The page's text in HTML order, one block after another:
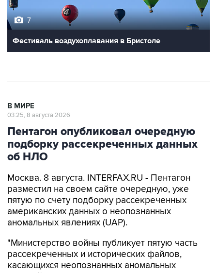
7
Фестиваль воздухоплавания в Бристоле
В МИРЕ
03:25, 8 августа 2026
Пентагон опубликовал очередную
подборку рассекреченных данных
об НЛО
Москва. 8 августа. INTERFAX.RU - Пентагон
разместил на своем сайте очередную, уже
пятую по счету подборку рассекреченных
американских данных о неопознанных
аномальных явлениях (UAP).
"Министерство войны публикует пятую часть
рассекреченных и исторических файлов,
касающихся неопознанных аномальных